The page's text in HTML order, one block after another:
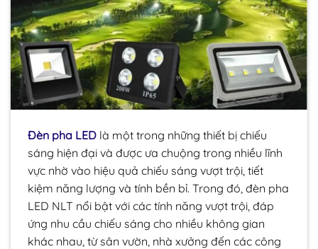
Đèn pha LED là một trong những thiết bị chiếu
sáng hiện đại và được ưa chuộng trong nhiều lĩnh
vực nhờ vào hiệu quả chiếu sáng vượt trội, tiết
kiệm năng lượng và tính bền bỉ. Trong đó, đèn pha
LED NLT nổi bật với các tính năng vượt trội, đáp
ứng nhu cầu chiếu sáng cho nhiều không gian
khác nhau, từ sân vườn, nhà xưởng đến các công